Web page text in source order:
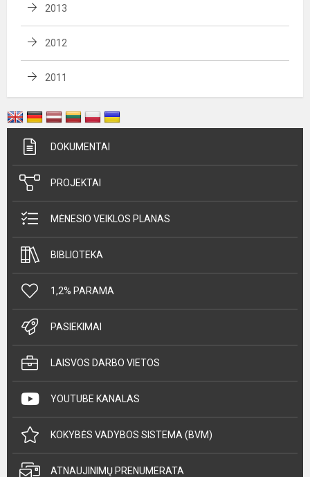
2013
2012
2011
DOKUMENTAI
PROJEKTAI
MĖNESIO VEIKLOS PLANAS
BIBLIOTEKA
1,2% PARAMA
PASIEKIMAI
LAISVOS DARBO VIETOS
YOUTUBE KANALAS
KOKYBĖS VADYBOS SISTEMA (BVM)
ATNAUJINIMŲ PRENUMERATA